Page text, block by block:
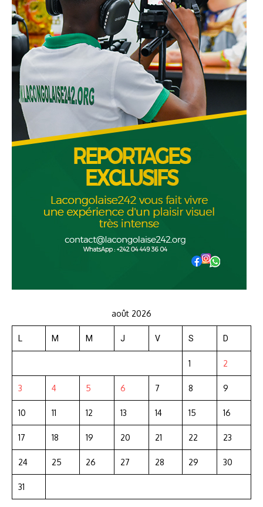
août 2026
L M M J V S D
1 2
3 4 5 6 7 8 9
10 11 12 13 14 15 16
17 18 19 20 21 22 23
24 25 26 27 28 29 30
31